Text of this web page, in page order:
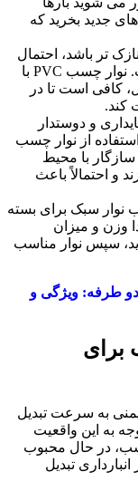
جدید بخرید که
‌تر باشد، احتمال
پاره شدن آن در طول حمل بیشتر است. نوار چسب PVC با
‌ای و با ضخامت ۲.۲ میل، کافی است تا در
کند.
و دوستدار
از نوار چسب
با محیط
و احتمالاً باعث
نوار سبک برای بسته‌
وزن و میزان
سپس نوار مناسب
طرفه: ویژگی و
برای
به سرعت تبدیل
به این واقعیت
چسب، در حال محبوب
تبدیل